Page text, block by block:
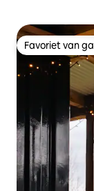
Favoriet van
Favoriet van